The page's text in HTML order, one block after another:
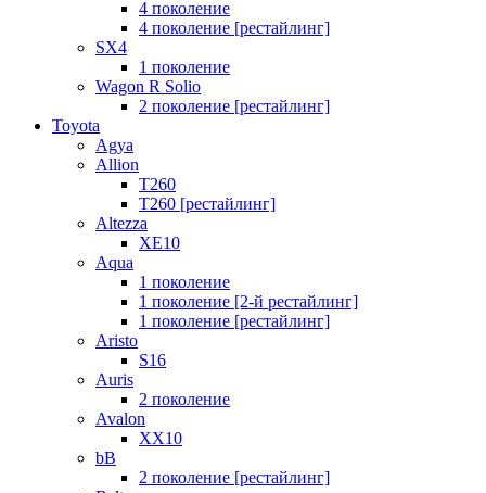
4 поколение
4 поколение [рестайлинг]
SX4
1 поколение
Wagon R Solio
2 поколение [рестайлинг]
Toyota
Agya
Allion
T260
T260 [рестайлинг]
Altezza
XE10
Aqua
1 поколение
1 поколение [2-й рестайлинг]
1 поколение [рестайлинг]
Aristo
S16
Auris
2 поколение
Avalon
XX10
bB
2 поколение [рестайлинг]